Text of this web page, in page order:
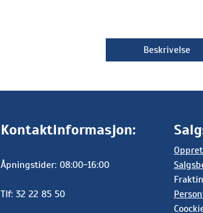
Beskrivelse
Kontaktinformasjon:
Åpningstider: 08:00-16:00
Tlf: 32 22 85 50